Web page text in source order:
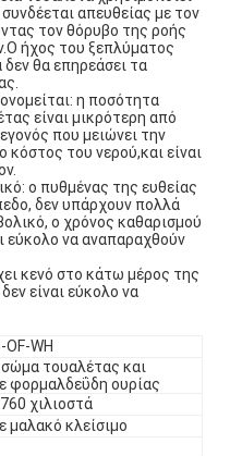
απευθείας με τον
τον θόρυβο της ροής
ήχος του ξεπλύματος
δεν θα επηρεάσει τα
η ποσότητα
είναι μικρότερη από
που μειώνει την
του νερού,και είναι
ο πυθμένας της ευθείας
δεν υπάρχουν πολλά
ο χρόνος καθαρισμού
εύκολο να αναπαραχθούν
κενό στο κάτω μέρος της
είναι εύκολο να
WH
σώμα τουαλέτας και
φορμαλδεΰδη ουρίας
χιλιοστά
μαλακό κλείσιμο